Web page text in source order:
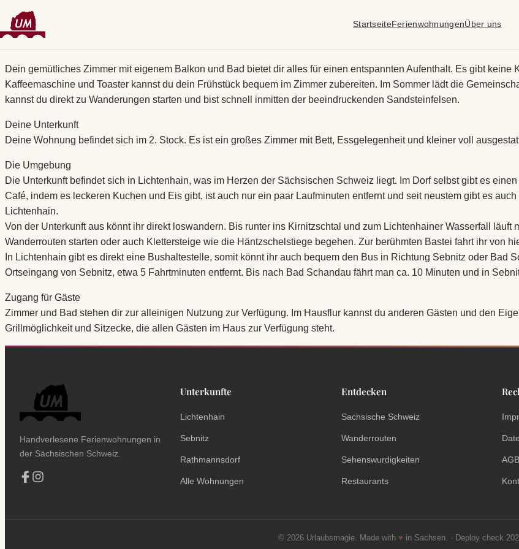
Inhalt
springen
StartseiteFerienwohnungenÜber uns
Dein gemütliches Zimmer mit eigenem Balkon und Bad bietet dir alles für einen entspannten Aufenthalt. Es gibt
Kaffeemaschine und Toaster kannst du dein Frühstück bequem im Zimmer zubereiten. Im Sommer lädt die
kannst du direkt zu Wanderungen starten und bist schnell inmitten der beeindruckenden Sandsteinfelsen.
Deine Unterkunft
Deine Wohnung befindet sich im 2. Stock. Es ist ein großes Zimmer mit Bett, Essgelegenheit und kleiner voll
Die Umgebung
Die Unterkunft befindet sich in Lichtenhain, was im Herzen der Sächsischen Schweiz liegt. Im Dorf selbst gibt es
Café, indem es leckeren Kuchen und Eis gibt, ist auch nur ein paar Laufminuten entfernt und seit neustem gibt es
Lichtenhain.
Von der Unterkunft aus könnt ihr direkt loswandern. Bis runter ins Kirnitzschtal und zum Lichtenhainer Wasserfall
Wanderrouten starten oder auch Klettersteige wie die Häntzschelstiege begehen. Zur berühmten Bastei fahrt ihr von
In Lichtenhain gibt es direkt eine Bushaltestelle, somit könnt ihr auch bequem den Bus in Richtung Sebnitz oder Bad
Ortseingang von Sebnitz, etwa 5 Fahrtminuten entfernt. Bis nach Bad Schandau fährt man ca. 10 Minuten und in
Zugang für Gäste
Zimmer und Bad stehen dir zur alleinigen Nutzung zur Verfügung. Im Hausflur kannst du anderen Gästen und den
Grillmöglichkeit und Sitzecke, die allen Gästen im Haus zur Verfügung steht.
Handverlesene Ferienwohnungen in
der Sächsischen Schweiz.
Unterkunfte
Lichtenhain
Sebnitz
Rathmannsdorf
Alle Wohnungen
Entdecken
Sachsische Schweiz
Wanderrouten
Sehenswurdigkeiten
Restaurants
AGB
© 2026 Urlaubsmagie. Made with ♥ in Sachsen. · Deploy check